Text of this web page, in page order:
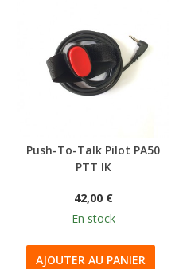
Push-To-Talk Pilot PA50
PTT IK
42,00 €
En stock
AJOUTER AU PANIER